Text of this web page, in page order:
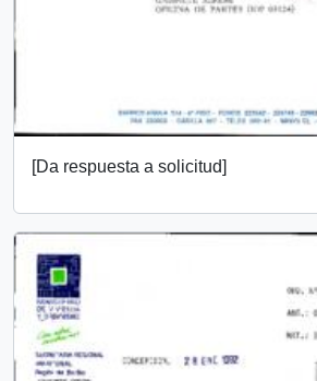
[Da respuesta a solicitud]